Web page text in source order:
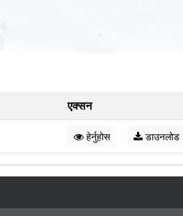
एक्सन
हेर्नुहोस डाउनलोड